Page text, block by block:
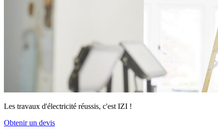
Les travaux d'électricité réussis, c'est IZI !
Obtenir un devis